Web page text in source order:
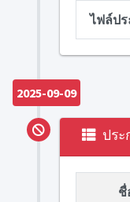
ไฟล์ป
2025-09-09
ประ
ชื่